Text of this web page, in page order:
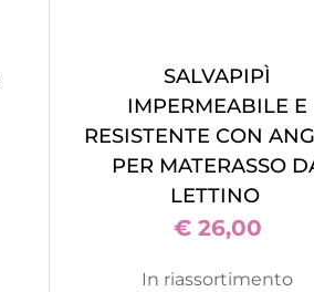
SALVAPIPÌ
IMPERMEABILE E
RESISTENTE CON
PER MATERASSO
LETTINO
€ 26,00
In riassortimento